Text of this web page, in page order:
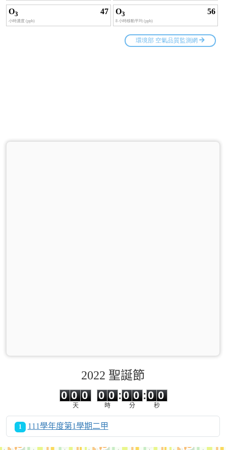
2022 聖誕節
0 0 0
天
0
0
0
時
:
0
0
0
0
分
:0 0
秒
1 111學年度第1學期二甲